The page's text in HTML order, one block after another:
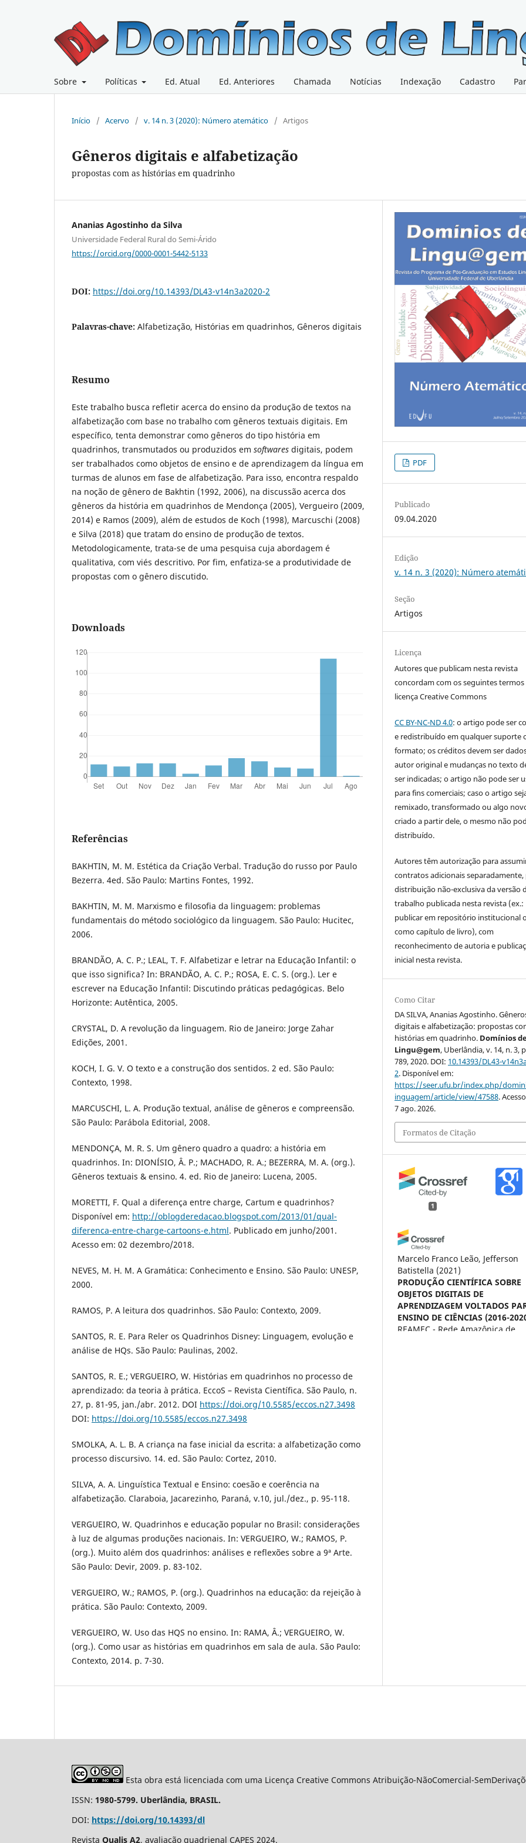
Sobre Políticas Ed. Atual Ed. Anteriores Chamada Notícias Indexação Cadastro
Início / Acervo / v. 14 n. 3 (2020): Número atemático / Artigos
Gêneros digitais e alfabetização
propostas com as histórias em quadrinho
Ananias Agostinho da Silva
Universidade Federal Rural do Semi-Árido
https://orcid.org/0000-0001-5442-5133
DOI: https://doi.org/10.14393/DL43-v14n3a2020-2
Palavras-chave: Alfabetização, Histórias em quadrinhos, Gêneros digitais
Resumo
Este trabalho busca refletir acerca do ensino da produção de textos na
alfabetização com base no trabalho com gêneros textuais digitais. Em
específico, tenta demonstrar como gêneros do tipo história em
quadrinhos, transmutados ou produzidos em softwares digitais, podem
ser trabalhados como objetos de ensino e de aprendizagem da língua em
turmas de alunos em fase de alfabetização. Para isso, encontra respaldo
na noção de gênero de Bakhtin (1992, 2006), na discussão acerca dos
gêneros da história em quadrinhos de Mendonça (2005), Vergueiro (2009,
2014) e Ramos (2009), além de estudos de Koch (1998), Marcuschi (2008)
e Silva (2018) que tratam do ensino de produção de textos.
Metodologicamente, trata-se de uma pesquisa cuja abordagem é
qualitativa, com viés descritivo. Por fim, enfatiza-se a produtividade de
propostas com o gênero discutido.
Downloads
Referências
BAKHTIN, M. M. Estética da Criação Verbal. Tradução do russo por Paulo
Bezerra. 4ed. São Paulo: Martins Fontes, 1992.
BAKHTIN, M. M. Marxismo e filosofia da linguagem: problemas
fundamentais do método sociológico da linguagem. São Paulo: Hucitec,
2006.
BRANDÃO, A. C. P.; LEAL, T. F. Alfabetizar e letrar na Educação Infantil: o
que isso significa? In: BRANDÃO, A. C. P.; ROSA, E. C. S. (org.). Ler e
escrever na Educação Infantil: Discutindo práticas pedagógicas. Belo
Horizonte: Autêntica, 2005.
CRYSTAL, D. A revolução da linguagem. Rio de Janeiro: Jorge Zahar
Edições, 2001.
KOCH, I. G. V. O texto e a construção dos sentidos. 2 ed. São Paulo:
Contexto, 1998.
MARCUSCHI, L. A. Produção textual, análise de gêneros e compreensão.
São Paulo: Parábola Editorial, 2008.
MENDONÇA, M. R. S. Um gênero quadro a quadro: a história em
quadrinhos. In: DIONÍSIO, Â. P.; MACHADO, R. A.; BEZERRA, M. A. (org.).
Gêneros textuais & ensino. 4. ed. Rio de Janeiro: Lucena, 2005.
MORETTI, F. Qual a diferença entre charge, Cartum e quadrinhos?
Disponível em: http://oblogderedacao.blogspot.com/2013/01/qual-
diferenca-entre-charge-cartoons-e.html. Publicado em junho/2001.
Acesso em: 02 dezembro/2018.
NEVES, M. H. M. A Gramática: Conhecimento e Ensino. São Paulo: UNESP,
2000.
RAMOS, P. A leitura dos quadrinhos. São Paulo: Contexto, 2009.
SANTOS, R. E. Para Reler os Quadrinhos Disney: Linguagem, evolução e
análise de HQs. São Paulo: Paulinas, 2002.
SANTOS, R. E.; VERGUEIRO, W. Histórias em quadrinhos no processo de
aprendizado: da teoria à prática. EccoS – Revista Científica. São Paulo, n.
27, p. 81-95, jan./abr. 2012. DOI https://doi.org/10.5585/eccos.n27.3498
DOI: https://doi.org/10.5585/eccos.n27.3498
SMOLKA, A. L. B. A criança na fase inicial da escrita: a alfabetização como
processo discursivo. 14. ed. São Paulo: Cortez, 2010.
SILVA, A. A. Linguística Textual e Ensino: coesão e coerência na
alfabetização. Claraboia, Jacarezinho, Paraná, v.10, jul./dez., p. 95-118.
VERGUEIRO, W. Quadrinhos e educação popular no Brasil: considerações
à luz de algumas produções nacionais. In: VERGUEIRO, W.; RAMOS, P.
(org.). Muito além dos quadrinhos: análises e reflexões sobre a 9ª Arte.
São Paulo: Devir, 2009. p. 83-102.
VERGUEIRO, W.; RAMOS, P. (org.). Quadrinhos na educação: da rejeição à
prática. São Paulo: Contexto, 2009.
VERGUEIRO, W. Uso das HQS no ensino. In: RAMA, Â.; VERGUEIRO, W.
(org.). Como usar as histórias em quadrinhos em sala de aula. São Paulo:
Contexto, 2014. p. 7-30.
PDF
Publicado
09.04.2020
Edição
v. 14 n. 3 (2020): Número
Seção
Artigos
Licença
Autores que publicam nesta revista
concordam com os seguintes termos
licença Creative Commons
CC BY-NC-ND 4.0: o artigo pode ser
e redistribuído em qualquer suporte
formato; os créditos devem ser
autor original e mudanças no texto
ser indicadas; o artigo não pode ser
para fins comerciais; caso o artigo
remixado, transformado ou algo
criado a partir dele, o mesmo não
distribuído.
Autores têm autorização para
contratos adicionais separadamente,
distribuição não-exclusiva da versão
trabalho publicada nesta revista (ex.:
publicar em repositório institucional
como capítulo de livro), com
reconhecimento de autoria e
inicial nesta revista.
Como Citar
DA SILVA, Ananias Agostinho.
digitais e alfabetização: propostas
histórias em quadrinho. Domínios
Lingu@gem, Uberlândia, v. 14, n. 3,
789, 2020. DOI: 10.14393/DL43-
2. Disponível em:
https://seer.ufu.br/index.php/
inguagem/article/view/47588.
7 ago. 2026.
Formatos de Citação
1
Marcelo Franco Leão, Jefferson
Batistella (2021)
PRODUÇÃO CIENTÍFICA SOBRE
OBJETOS DIGITAIS DE
APRENDIZAGEM VOLTADOS
ENSINO DE CIÊNCIAS (2016-
REAMEC - Rede Amazônica de
Esta obra está licenciada com uma Licença Creative Commons Atribuição-NãoComercial-
ISSN: 1980-5799. Uberlândia, BRASIL.
DOI: https://doi.org/10.14393/dl
Revista Qualis A2, avaliação quadrienal CAPES 2024.